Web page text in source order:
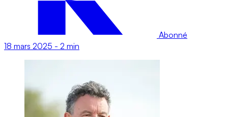
Abonné
18 mars 2025 - 2 min